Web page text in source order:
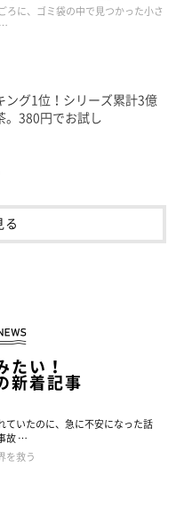
かにも「猫は液体」を証明
成長した姿にグッとくる
ろに、ゴミ袋の中で見つかった小さ
ング1位！シリーズ累計3億
。380円でお試し
る
たい！
新着記事
ていたのに、急に不安になった話
故 …
を救う